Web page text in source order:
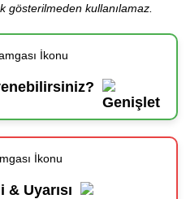
gösterilmeden kullanılamaz.
Uyarısı